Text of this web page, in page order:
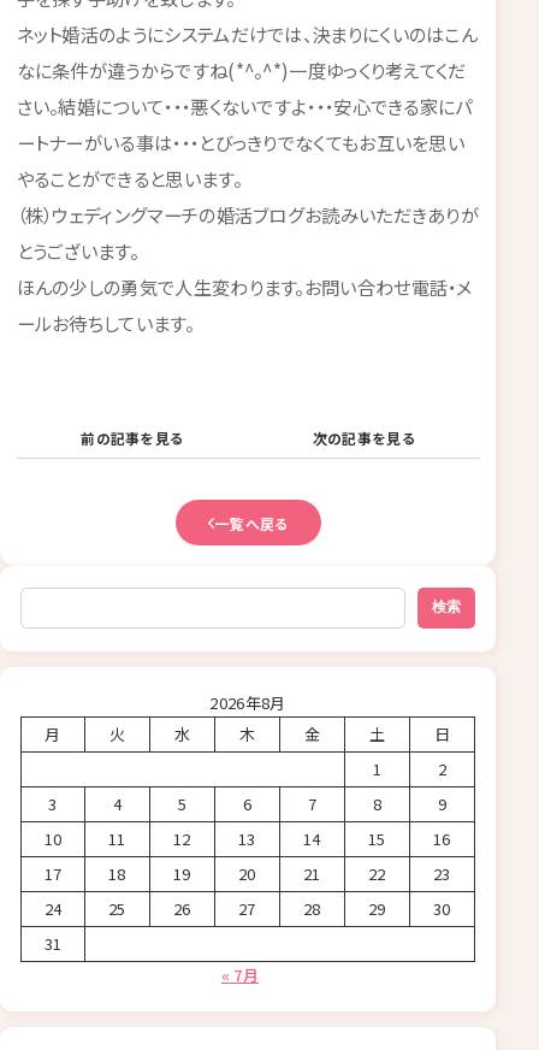
ネット婚活のようにシステムだけでは、決まりにくいのはこん
なに条件が違うからですね(*^。^*)一度ゆっくり考えてくだ
さい。結婚について・・・悪くないですよ・・・安心できる家にパ
ートナーがいる事は・・・とびっきりでなくてもお互いを思い
やることができると思います。
（株）ウェディングマーチの婚活ブログお読みいただきありが
とうございます。
ほんの少しの勇気で人生変わります。お問い合わせ電話・メ
ールお待ちしています。
前の記事を見る 次の記事を見る
一覧へ戻る
検索
検索
2026年8月
月
火 水 木 金 土
日
1
2
3
4 5 6 7 8
9
10
11 12 13 14 15
16
17
18 19 20 21 22
23
24
25 26 27 28 29
30
31
« 7月